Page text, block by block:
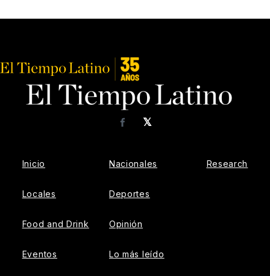
𝕏
Facebook
Inicio
Locales
Food and Drink
Eventos
Nacionales
Deportes
Opinión
Lo más leído
Research